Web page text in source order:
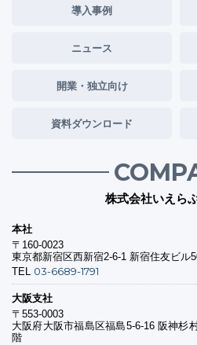
導入事例
ニュース
開業・独立向け
資料ダウンロード
株式会社いえら
本社
〒160-0023
東京都新宿区西新宿2-6-1 新宿住友ビル
TEL 03-6689-1791
大阪支社
〒553-0003
大阪府大阪市福島区福島5-6-16 阪神杉
階